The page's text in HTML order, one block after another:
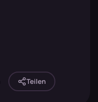
Teilen